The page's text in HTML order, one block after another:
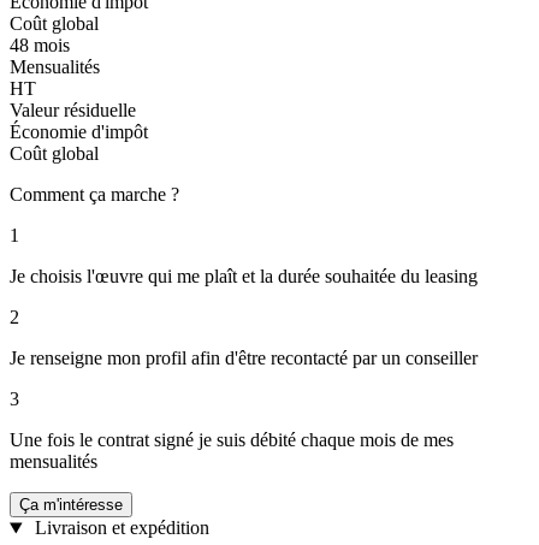
Coût global
48 mois
Mensualités
HT
Valeur résiduelle
Économie d'impôt
Coût global
Comment ça marche ?
1
Je choisis l'œuvre qui me plaît et la durée souhaitée du leasing
2
Je renseigne mon profil afin d'être recontacté par un conseiller
3
Une fois le contrat signé je suis débité chaque mois de mes
mensualités
Ça m'intéresse
Livraison et expédition